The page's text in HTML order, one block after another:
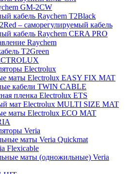
GM-2CW
кабель Raychem T2Black
– саморегулируемый кабель
кабель Raychem CERA PRO
Raychem
T2Green
Electrolux
маты Electrolux EASY FIX MAT
кабели TWIN CABLE
пленка Electrolux ETS
мат Electrolux MULTI SIZE MAT
маты Electrolux ECO MAT
Veria
маты Veria Quickmat
Flexicable
маты (одножильные) Veria